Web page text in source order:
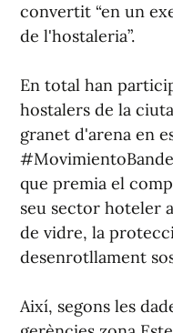
convertit “en un
de l'hostaleria”.
En total han
hostalers de la
granet d'arena en
que premia el
seu sector hoteler
de vidre, la
desenrotllament
Així, segons les